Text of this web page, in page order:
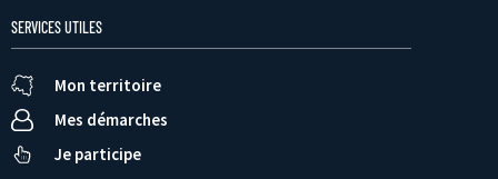
SERVICES UTILES
Mon territoire
Mes démarches
Je participe